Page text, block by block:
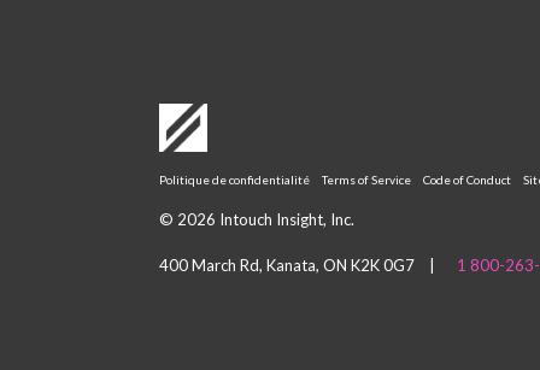
Politique de confidentialité Terms of Service Code of Conduct
© 2026 Intouch Insight, Inc.
400 March Rd, Kanata, ON K2K 0G7 | 1 800-